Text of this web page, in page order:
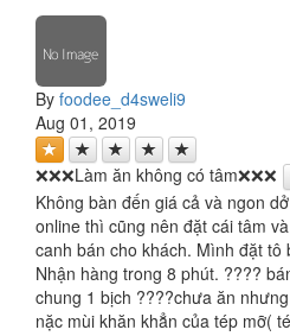
By foodee_d4sweli9
Aug 01, 2019
❌❌❌Làm ăn không có tâm❌❌❌
Không bàn đến giá cả và ngon
online thì cũng nên đặt cái tâm
canh bán cho khách. Mình đặt tô
Nhận hàng trong 8 phút. ????
chung 1 bịch ????chưa ăn
nặc mùi khăn khẳn của tép mỡ(